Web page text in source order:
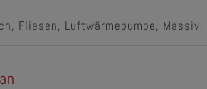
Fliesen Luftwärmepumpe Massiv